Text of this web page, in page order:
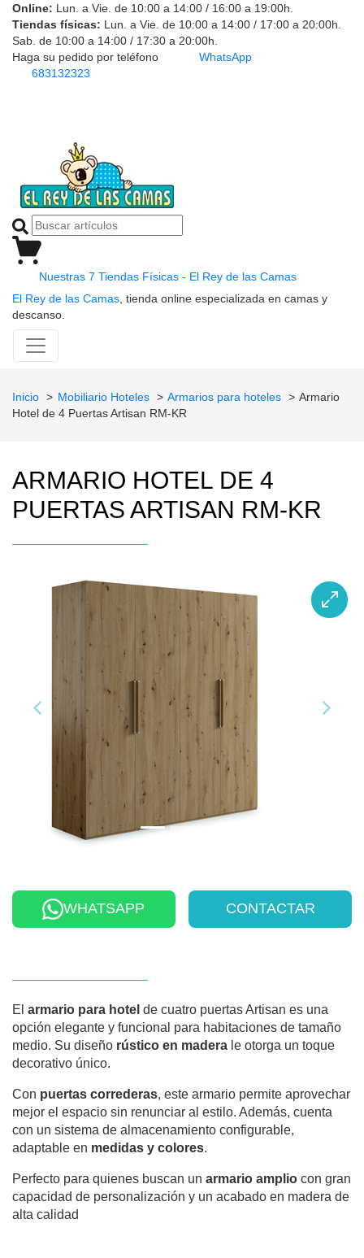
Online: Lun. a Vie. de 10:00 a 14:00 / 16:00 a 19:00h.
Tiendas físicas: Lun. a Vie. de 10:00 a 14:00 / 17:00 a 20:00h.
Sab. de 10:00 a 14:00 / 17:30 a 20:00h.
Haga su pedido por teléfono
683132323
WhatsApp
Nuestras 7 Tiendas Físicas - El Rey de las Camas
El Rey de las Camas , tienda online especializada en camas y
descanso.
Inicio Mobiliario Hoteles Armarios para hoteles
Armario
Hotel de 4 Puertas Artisan RM-KR
ARMARIO HOTEL DE 4
PUERTAS ARTISAN RM-KR
WHATSAPP CONTACTAR
El armario para hotel de cuatro puertas Artisan es una
opción elegante y funcional para habitaciones de tamaño
medio. Su diseño rústico en madera le otorga un toque
decorativo único.
Con puertas correderas, este armario permite aprovechar
mejor el espacio sin renunciar al estilo. Además, cuenta
con un sistema de almacenamiento configurable,
adaptable en medidas y colores.
Perfecto para quienes buscan un armario amplio con gran
capacidad de personalización y un acabado en madera de
alta calidad